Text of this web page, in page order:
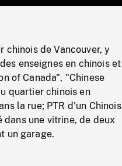
0%
Rate
de Vancouver, y
enseignes en chinois et
of Canada", "Chinese
quartier chinois en
la rue; PTR d'un Chinois
une vitrine, de deux
un garage.